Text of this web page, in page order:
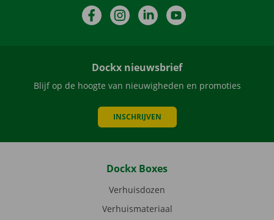
FacebookInstagramLinkedIn
Dockx nieuwsbrief
Blijf op de hoogte van nieuwigheden en promoties
INSCHRIJVEN
Dockx Boxes
Verhuisdozen
Verhuismateriaal